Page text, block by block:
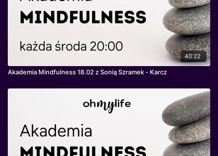
40:22
Akademia Mindfulness 18.02 z Sonią Szramek - Karcz